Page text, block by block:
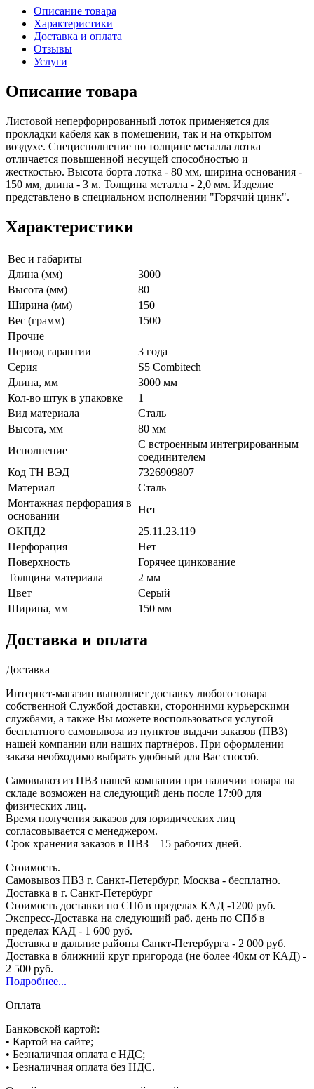
Описание товара
Характеристики
Доставка и оплата
Отзывы
Услуги
Описание товара
Листовой неперфорированный лоток применяется для
прокладки кабеля как в помещении, так и на открытом
воздухе. Специсполнение по толщине металла лотка
отличается повышенной несущей способностью и
жесткостью. Высота борта лотка - 80 мм, ширина основания -
150 мм, длина - 3 м. Толщина металла - 2,0 мм. Изделие
представлено в специальном исполнении "Горячий цинк".
Характеристики
Вес и габариты
Длина (мм)
3000
Высота (мм)
80
Ширина (мм)
150
Вес (грамм)
1500
Прочие
Период гарантии
3 года
Серия
S5 Combitech
Длина, мм
3000 мм
Кол-во штук в упаковке
1
Вид материала
Сталь
Высота, мм
80 мм
Исполнение
С встроенным интегрированным
соединителем
Код ТН ВЭД
7326909807
Материал
Сталь
Монтажная перфорация в
основании
Нет
ОКПД2
25.11.23.119
Перфорация
Нет
Поверхность
Горячее цинкование
Толщина материала
2 мм
Цвет
Серый
Ширина, мм
150 мм
Доставка и оплата
Доставка
Интернет-магазин выполняет доставку любого товара
собственной Службой доставки, сторонними курьерскими
службами, а также Вы можете воспользоваться услугой
бесплатного самовывоза из пунктов выдачи заказов (ПВЗ)
нашей компании или наших партнёров. При оформлении
заказа необходимо выбрать удобный для Вас способ.
Самовывоз из ПВЗ нашей компании при наличии товара на
складе возможен на следующий день после 17:00 для
физических лиц.
Время получения заказов для юридических лиц
согласовывается с менеджером.
Срок хранения заказов в ПВЗ – 15 рабочих дней.
Стоимость.
Самовывоз ПВЗ г. Санкт-Петербург, Москва - бесплатно.
Доставка в г. Санкт-Петербург
Стоимость доставки по СПб в пределах КАД -1200 руб.
Экспресс-Доставка на следующий раб. день по СПб в
пределах КАД - 1 600 руб.
Доставка в дальние районы Санкт-Петербурга - 2 000 руб.
Доставка в ближний круг пригорода (не более 40км от КАД) -
2 500 руб.
Подробнее...
Оплата
Банковской картой:
• Картой на сайте;
• Безналичная оплата с НДС;
• Безналичная оплата без НДС.